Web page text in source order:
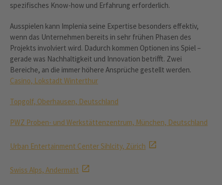
spezifisches Know-how und Erfahrung erforderlich.
Ausspielen kann Implenia seine Expertise besonders effektiv,
wenn das Unternehmen bereits in sehr frühen Phasen des
Projekts involviert wird. Dadurch kommen Optionen ins Spiel –
gerade was Nachhaltigkeit und Innovation betrifft. Zwei
Bereiche, an die immer höhere Ansprüche gestellt werden.
Casino, Lokstadt Winterthur
Topgolf, Oberhausen, Deutschland
PWZ Proben- und Werkstättenzentrum, München, Deutschland
Urban Entertainment Center Sihlcity, Zürich
Swiss Alps, Andermatt